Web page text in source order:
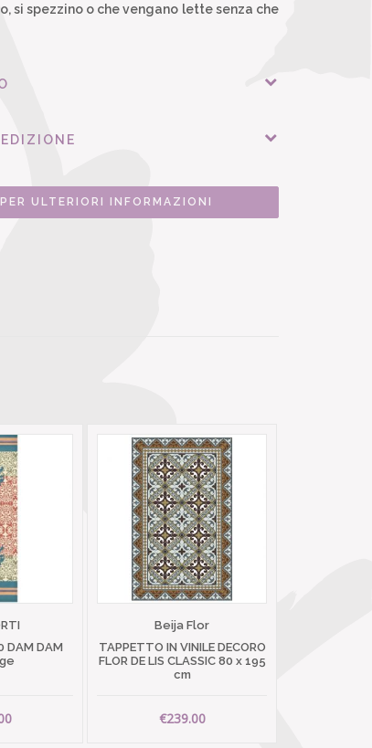
si spezzino o che vengano lette senza che
ULTERIORI INFORMAZIONI
DAM DAM
Beija Flor
TAPPETTO IN VINILE DECORO
FLOR DE LIS CLASSIC 80 x 195
cm
€239.00